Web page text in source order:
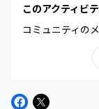
このアクティビ
コミュニティの